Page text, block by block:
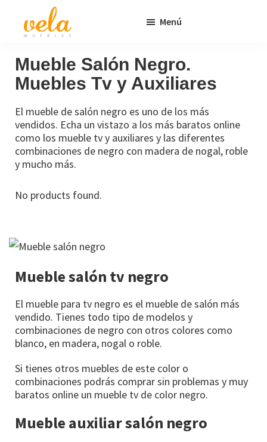
principal
página
Muebles
Baratos
Online
Outlet
Menú
Mueble Salón Negro.
Muebles Tv y Auxiliares
El mueble de salón negro es uno de los más
vendidos. Echa un vistazo a los más baratos️ online
como los mueble tv y auxiliares y las diferentes
combinaciones de negro con madera de nogal, roble
y mucho más.
No products found.
Mueble salón tv negro
El mueble para tv negro es el mueble de salón más
vendido. Tienes todo tipo de modelos y
combinaciones de negro con otros colores como
blanco, en madera, nogal o roble.
Si tienes otros muebles de este color o
combinaciones podrás comprar sin problemas y muy
baratos online un mueble tv de color negro.
Mueble auxiliar salón negro